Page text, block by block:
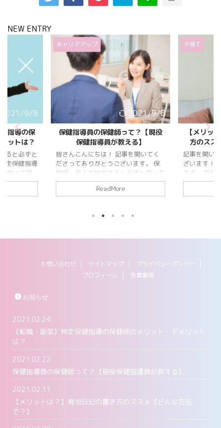
NEW ENTRY
2021/9/8
指導の保
ットは？
ると必ずと
定保健指導
使って就
なりますよ
、デメリッ
キャリアアップ
2021/9/8
保健指導員の保健師って？【現役
保健指導員が教える】
皆さんこんにちは！ 記事を開いてく
ださってありがとうございます。 保
健師 求人で検索すると必ずと言って
いいほど特定保健指導の保健指導員の
求人を目にするのではないでしょう
保健師ってどんな感じなの？？ 気に
態がよくわからないな・・・なんて思
くさん調べたんですが結局ネットでは
あまりよくわからず困り果ててまし
ReadMore
子育て
【メリッ
方のスス
記事を開い
ざいます！
です。 毎日
マさん、ま
日記に便利
点からまと
お問い合わせ サイトマップ
プライバシーポリシー
プロフィール
免責事項
お知らせ
2021.02.24
【転職・副業】特定保健指導の保健師のメリット・デメリット
は？
2021.02.22
保健指導員の保健師って？【現役保健指導員が教える】
2021.02.11
【メリットは？】育児日記の書き方のススメ【どんな方法
で？】